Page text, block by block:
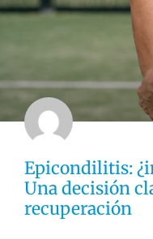
Epicondilitis:
Una decisión
recuperación